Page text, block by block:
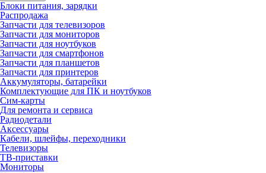
Блоки питания, зарядки
Распродажа
Запчасти для телевизоров
Запчасти для мониторов
Запчасти для ноутбуков
Запчасти для смартфонов
Запчасти для планшетов
Запчасти для принтеров
Аккумуляторы, батарейки
Комплектующие для ПК и ноутбуков
Сим-карты
Для ремонта и сервиса
Радиодетали
Аксессуары
Кабели, шлейфы, переходники
Телевизоры
ТВ-приставки
Мониторы